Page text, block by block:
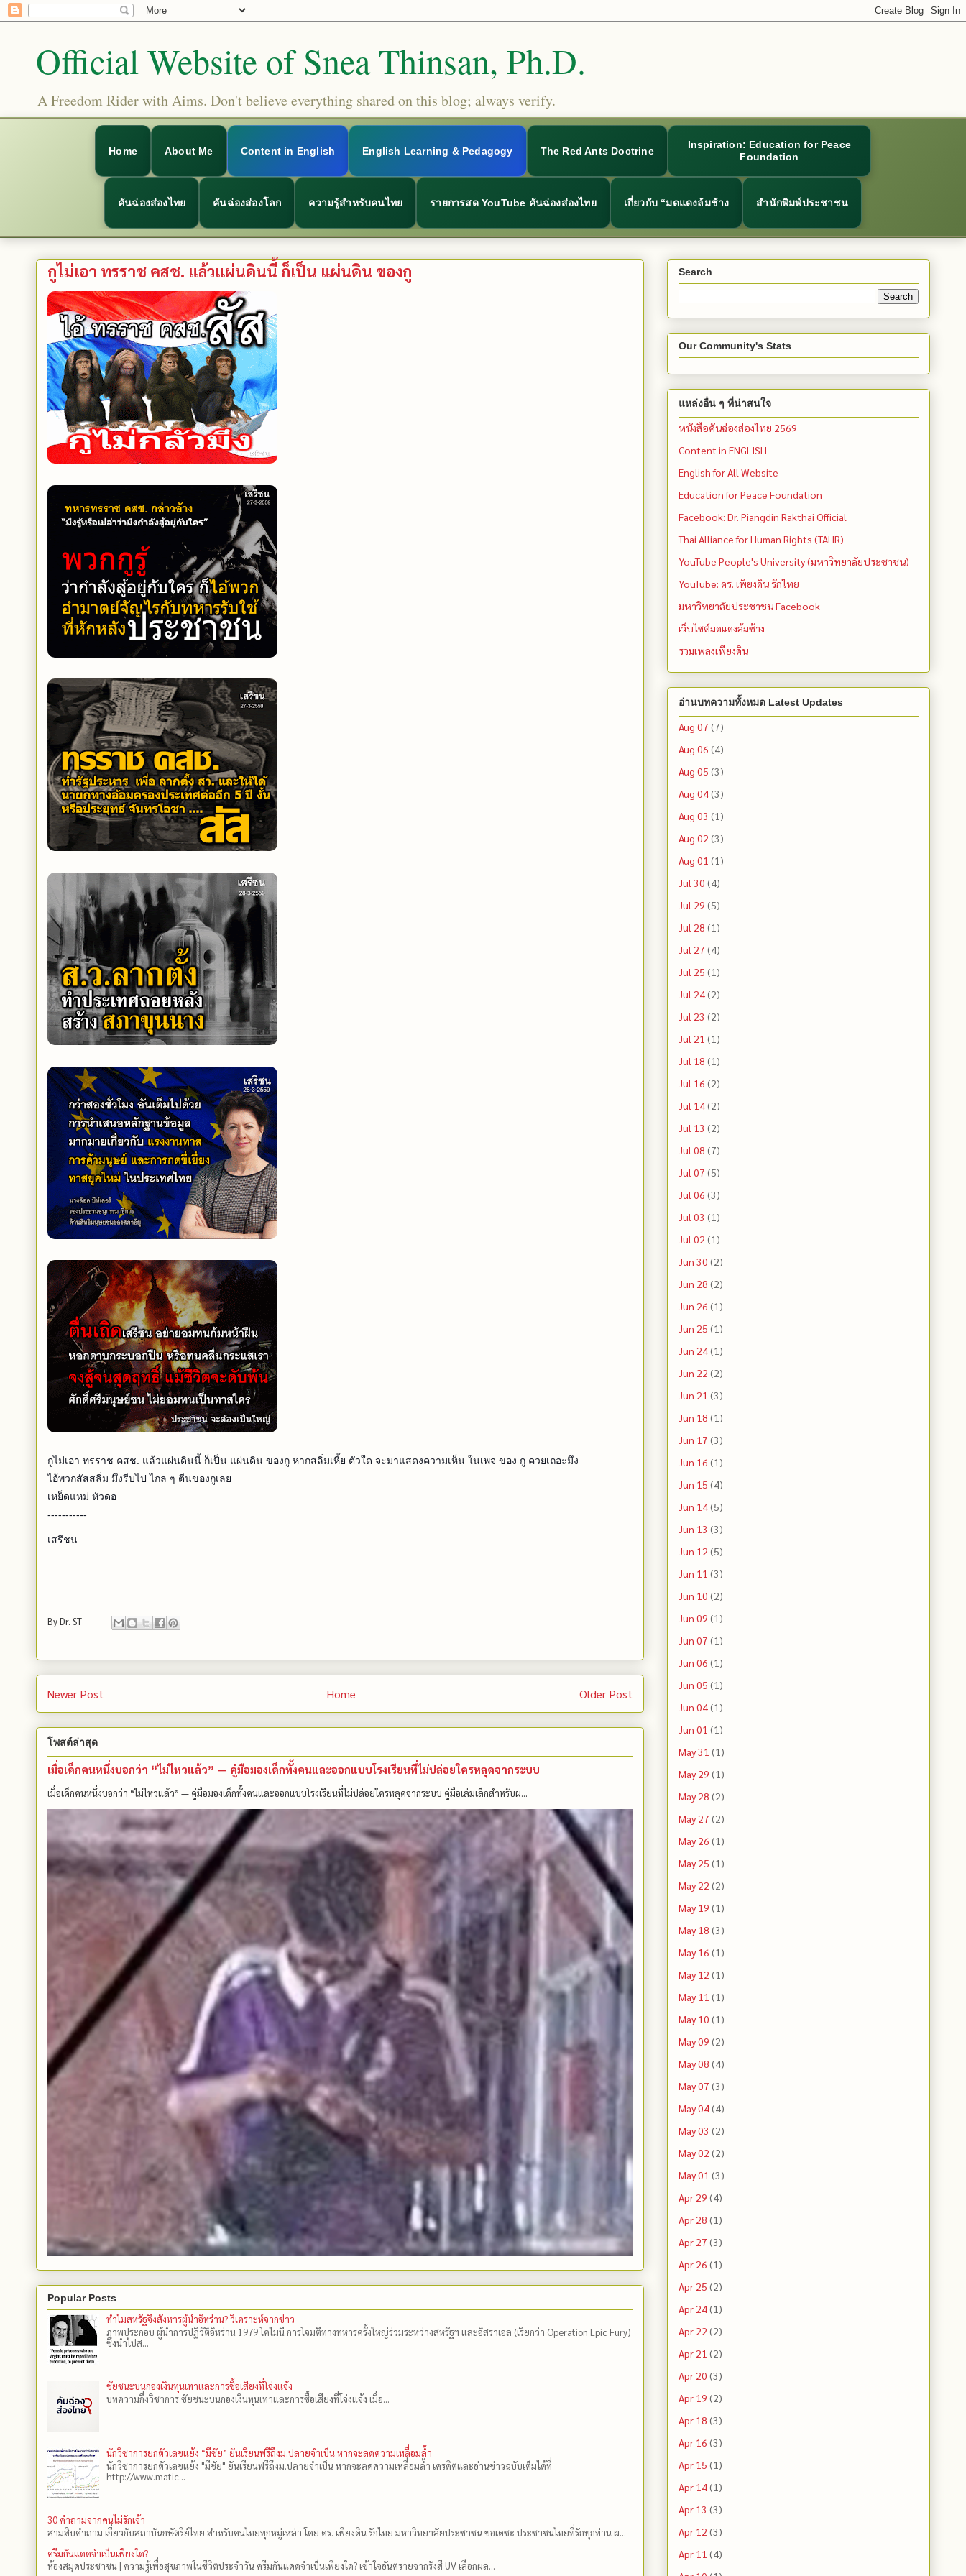
Official Website of Snea Thinsan, Ph.D.
A Freedom Rider with Aims. Don't believe everything shared on this blog; always verify.
Home About Me Content in English English Learning & Pedagogy The Red Ants Doctrine
Inspiration: Education for Peace
Foundation
คันฉ่องส่องไทย คันฉ่องส่องโลก ความรู้สำหรับคนไทย รายการสด YouTube คันฉ่องส่องไทย เกี่ยวกับ “มดแดงล้มช้าง สำนักพิมพ์ประชาชน
กูไม่เอา ทรราช คสช. แล้วแผ่นดินนี้ ก็เป็น แผ่นดิน ของกู
กูไม่เอา ทรราช คสช. แล้วแผ่นดินนี้ ก็เป็น แผ่นดิน ของกู หากสลิ่มเหี้ย ตัวใด จะมาแสดงความเห็น ในเพจ ของ กู ควยเถอะมึง
ไอ้พวกสัสสลิ่ม มึงรีบไป ไกล ๆ ตีนของกูเลย
เหย็ดแหม่ หัวดอ
-----------
เสรีชน
ByDr. ST
Newer Post Older Post
Home
โพสต์ล่าสุด
เมื่อเด็กคนหนึ่งบอกว่า “ไม่ไหวแล้ว” — คู่มือมองเด็กทั้งคนและออกแบบโรงเรียนที่ไม่ปล่อยใครหลุดจากระบบ
เมื่อเด็กคนหนึ่งบอกว่า “ไม่ไหวแล้ว” — คู่มือมองเด็กทั้งคนและออกแบบโรงเรียนที่ไม่ปล่อยใครหลุดจากระบบ คู่มือเล่มเล็กสำหรับผ...
Popular Posts
ทำไมสหรัฐจึงสังหารผู้นำอิหร่าน? วิเคราะห์จากข่าว
ภาพประกอบ ผู้นำการปฏิวัติอิหร่าน 1979 โคไมนี การโจมตีทางทหารครั้งใหญ่ร่วมระหว่างสหรัฐฯ และอิสราเอล (เรียกว่า Operation Epic Fury)
ซึ่งนำไปส...
ชัยชนะบนกองเงินทุนเทาและการซื้อเสียงที่โจ่งแจ้ง
บทความกึ่งวิชาการ ชัยชนะบนกองเงินทุนเทาและการซื้อเสียงที่โจ่งแจ้ง เมื่อ...
นักวิชาการยกตัวเลขแย้ง “มีชัย” ยันเรียนฟรีถึงม.ปลายจำเป็น หากจะลดความเหลื่อมล้ำ
นักวิชาการยกตัวเลขแย้ง "มีชัย" ยันเรียนฟรีถึงม.ปลายจำเป็น หากจะลดความเหลื่อมล้ำ เครดิตและอ่านข่าวฉบับเต็มได้ที่
http://www.matic...
30 คำถามจากคนไม่รักเจ้า
สามสิบคำถาม เกี่ยวกับสถาบันกษัตริย์ไทย สำหรับคนไทยทุกหมู่เหล่า โดย ดร.​ เพียงดิน รักไทย มหาวิทยาลัยประชาชน ขอเดชะ ประชาชนไทยที่รักทุกท่าน ผ...
ครีมกันแดดจำเป็นเพียงใด?
ห้องสมุดประชาชน | ความรู้เพื่อสุขภาพในชีวิตประจำวัน ครีมกันแดดจำเป็นเพียงใด? เข้าใจอันตรายจากรังสี UV เลือกผล...
Search
Our Community's Stats
แหล่งอื่น ๆ ที่น่าสนใจ
หนังสือคันฉ่องส่องไทย 2569
Content in ENGLISH
English for All Website
Education for Peace Foundation
Facebook: Dr. Piangdin Rakthai Official
Thai Alliance for Human Rights (TAHR)
YouTube People's University (มหาวิทยาลัยประชาชน)
YouTube: ดร. เพียงดิน รักไทย
มหาวิทยาลัยประชาชน Facebook
เว็บไซต์มดแดงล้มช้าง
รวมเพลงเพียงดิน
อ่านบทความทั้งหมด Latest Updates
Aug 07 (7)
Aug 06 (4)
Aug 05 (3)
Aug 04(3)
Aug 03 (1)
Aug 02 (3)
Aug 01 (1)
Jul 30 (4)
Jul 29 (5)
Jul 28 (1)
Jul 27 (4)
Jul 25 (1)
Jul 24(2)
Jul 23 (2)
Jul 21 (1)
Jul 18 (1)
Jul 16 (2)
Jul 14(2)
Jul 13 (2)
Jul 08 (7)
Jul 07 (5)
Jul 06 (3)
Jul 03 (1)
Jul 02 (1)
Jun 30 (2)
Jun 28 (2)
Jun 26 (1)
Jun 25 (1)
Jun 24(1)
Jun 22 (2)
Jun 21 (3)
Jun 18 (1)
Jun 17 (3)
Jun 16 (1)
Jun 15 (4)
Jun 14(5)
Jun 13 (3)
Jun 12 (5)
Jun 11 (3)
Jun 10 (2)
Jun 09 (1)
Jun 07 (1)
Jun 06 (1)
Jun 05 (1)
Jun 04(1)
Jun 01 (1)
May 31 (1)
May 29 (1)
May 28 (2)
May 27 (2)
May 26 (1)
May 25 (1)
May 22 (2)
May 19 (1)
May 18 (3)
May 16 (1)
May 12 (1)
May 11 (1)
May 10 (1)
May 09 (2)
May 08 (4)
May 07 (3)
May 04(4)
May 03 (2)
May 02 (2)
May 01 (3)
Apr 29 (4)
Apr 28 (1)
Apr 27 (3)
Apr 26 (1)
Apr 25 (2)
Apr 24(1)
Apr 22 (2)
Apr 21 (2)
Apr 20 (3)
Apr 19 (2)
Apr 18 (3)
Apr 16 (3)
Apr 15 (1)
Apr 14(1)
Apr 13 (3)
Apr 12 (3)
Apr 11 (4)